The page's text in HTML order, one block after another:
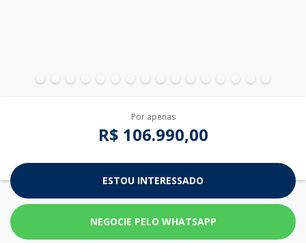
Por apenas
R$ 106.990,00
ESTOU INTERESSADO
NEGOCIE PELO WHATSAPP